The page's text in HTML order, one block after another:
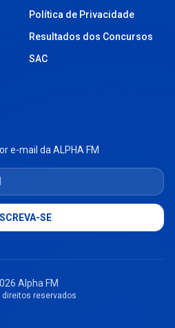
Política de Privacidade
Resultados dos Concursos
SAC
e-mail da ALPHA FM
SE
Alpha FM
direitos reservados